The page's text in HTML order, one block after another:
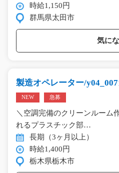
時給1,150円
群馬県太田市
気に
製造オペレーター/
NEW 急募
＼空調完備のクリーンルーム
れるプラスチック部…
長期（3ヶ月以上）
時給1,400円
栃木県栃木市